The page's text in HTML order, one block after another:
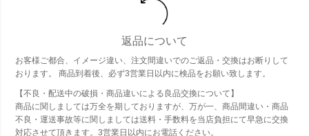
返品について
お客様ご都合、イメージ違い、注文間違いでのご返品・交換はお断りして
おります。 商品到着後、必ず3営業日以内に検品をお願い致します。
【不良・配送中の破損・商品違いによる良品交換について】
商品に関しましては万全を期しておりますが、万が一、商品間違い・商品
不良・運送事故等に関しましては送料・手数料を当店負担にて早急に交換
対応させて頂きます。3営業日以内にお電話ください。